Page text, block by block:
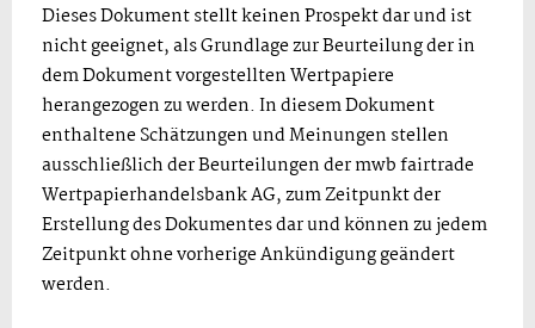
Dieses Dokument stellt keinen Prospekt dar und ist
nicht geeignet, als Grundlage zur Beurteilung der in
dem Dokument vorgestellten Wertpapiere
herangezogen zu werden. In diesem Dokument
enthaltene Schätzungen und Meinungen stellen
ausschließlich der Beurteilungen der mwb fairtrade
Wertpapierhandelsbank AG, zum Zeitpunkt der
Erstellung des Dokumentes dar und können zu jedem
Zeitpunkt ohne vorherige Ankündigung geändert
werden.